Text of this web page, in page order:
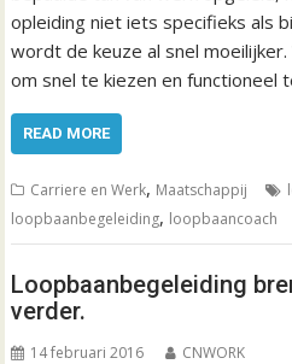
opleiding niet iets specifieks als
wordt de keuze al snel
om snel te kiezen en functioneel
READ MORE
Carriere en Werk, Maatschappij
loopbaanbegeleiding, loopbaancoach
Loopbaanbegeleiding
verder.
14 februari 2016 CNWORK